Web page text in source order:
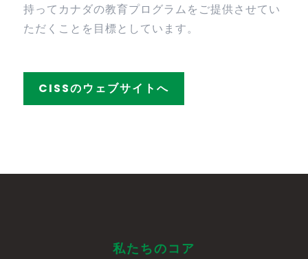
持ってカナダの教育プログラムをご提供させてい
ただくことを目標としています。
CISSのウェブサイトへ
私たちのコア